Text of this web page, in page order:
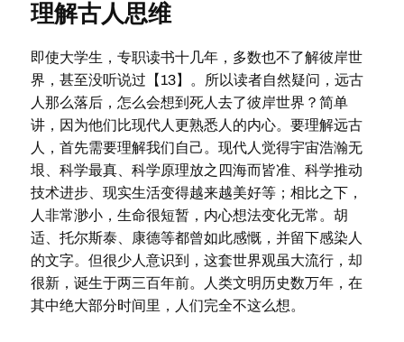
理解古人思维
即使大学生，专职读书十几年，多数也不了解彼岸世
界，甚至没听说过【13】。所以读者自然疑问，远古
人那么落后，怎么会想到死人去了彼岸世界？简单
讲，因为他们比现代人更熟悉人的内心。要理解远古
人，首先需要理解我们自己。现代人觉得宇宙浩瀚无
垠、科学最真、科学原理放之四海而皆准、科学推动
技术进步、现实生活变得越来越美好等；相比之下，
人非常渺小，生命很短暂，内心想法变化无常。胡
适、托尔斯泰、康德等都曾如此感慨，并留下感染人
的文字。但很少人意识到，这套世界观虽大流行，却
很新，诞生于两三百年前。人类文明历史数万年，在
其中绝大部分时间里，人们完全不这么想。